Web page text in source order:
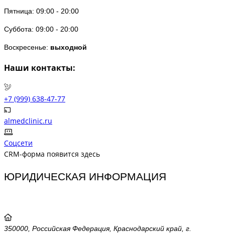
Пятница: 09:00 - 20:00
Суббота: 09:00 - 20:00
Воскресенье: выходной
Наши контакты:
+7 (999) 638-47-77
almedclinic.ru
Соцсети
CRM-форма появится здесь
ЮРИДИЧЕСКАЯ ИНФОРМАЦИЯ
350000, Российская Федерация, Краснодарский край, г.